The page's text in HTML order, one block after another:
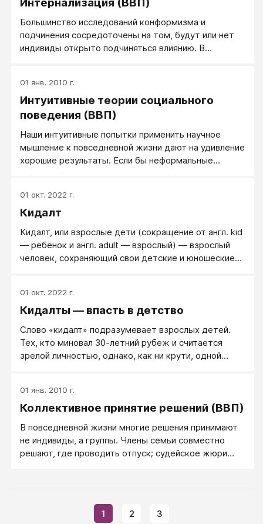
Появляются политические институты, которые
воплощают эту идеологию в жизнь и осуществляют
контроль над общественным сознанием.
Большинство исследований конформизма и
подчинения сосредоточены на том, будут или нет
индивиды открыто подчиняться влиянию. В
собственные установки, а не просто наше
публичное поведение, с тем чтобы добиться
изменений, которые будут сохранены и тогда, когда
введении к этой главе, такое изменение называется
интернализацией.
01 янв. 2010 г.
Интуитивные теории социального
поведения (ВВП)
Наши интуитивные попытки применить научное
мышление к повседневной жизни дают на удивление
хорошие результаты. Если бы неформальные
взаимодействие было бы хаосом. Но в своих
социальных суждениях мы делаем также ряд
интуитивные теории часто мешают делать точные
суждения.
01 окт. 2022 г.
Кидалт
Кидалт, или взрослые дети (сокращение от англ. kid
— ребёнок и англ. adult — взрослый) — взрослый
человек, сохраняющий свои детские и юношеские
puer aeternus. Впервые слово зафиксировано в 1985
году в газете The New York Times для описания
мультфильмами, фэнтези, компьютерными играми и
бесполезными, но красивыми и часто дорогими
гаджетами.
01 окт. 2022 г.
Кидалты — впасть в детство
Слово «кидалт» подразумевает взрослых детей.
Тех, кто миновал 30-летний рубеж и считается
зрелой личностью, однако, как ни крути, одной
01 янв. 2010 г.
Коллективное принятие решений (ВВП)
В повседневной жизни многие решения принимают
не индивиды, а группы. Члены семьи совместно
решают, где проводить отпуск; судейское жюри
начальников штабов решают послать войска в зону
международного конфликта. Что общего у такого
1 2 3